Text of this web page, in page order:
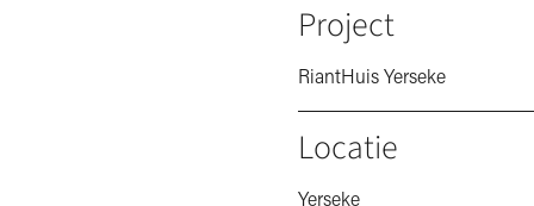
Project
RiantHuis Yerseke
Locatie
Yerseke